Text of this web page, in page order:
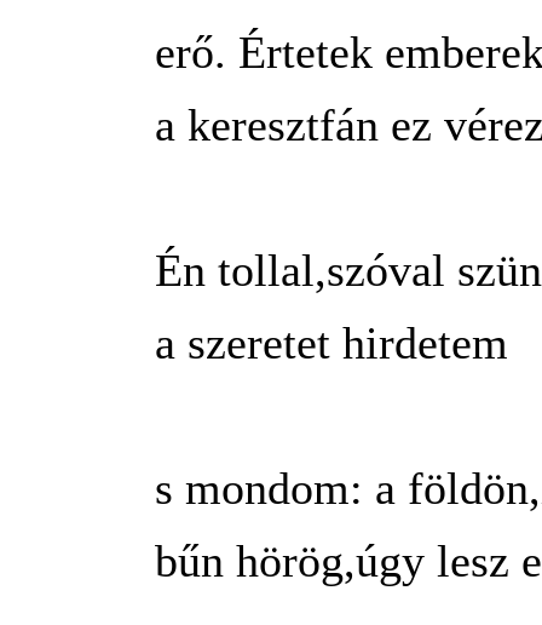
erő. Értetek
a keresztfán ez
Én tollal,szóval
a szeretet hirdetem
s mondom: a
bűn hörög,úgy lesz